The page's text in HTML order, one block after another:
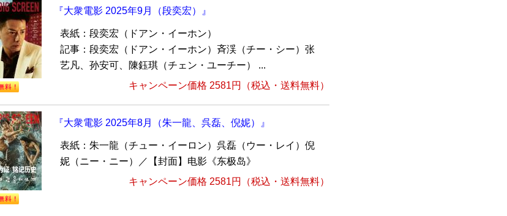
『大衆電影 2025年9月（段奕宏）』
表紙：段奕宏（ドアン・イーホン）
記事：段奕宏（ドアン・イーホン）斉渓（チー・シー）张
艺凡、孙安可、陳鈺琪（チェン・ユーチー） ...
キャンペーン価格 2581円
（税込・送料無料）
『大衆電影 2025年8月（朱一龍、呉磊、倪妮）』
表紙：朱一龍（チュー・イーロン）呉磊（ウー・レイ）倪
妮（ニー・ニー）／【封面】电影《东极岛》
キャンペーン価格 2581円
（税込・送料無料）